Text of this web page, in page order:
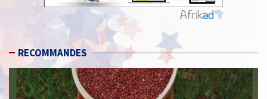
RECOMMANDES